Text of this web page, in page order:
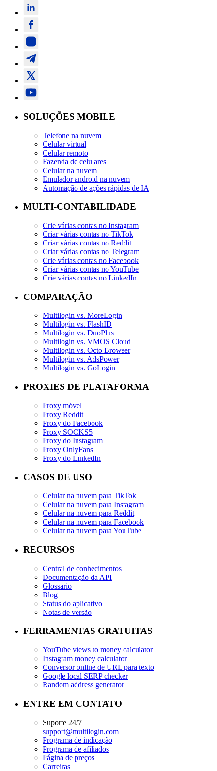
SOLUÇÕES MOBILE
Telefone na nuvem
Celular virtual
Celular remoto
Fazenda de celulares
Celular na nuvem
Emulador android na nuvem
Automação de ações rápidas de IA
MULTI-CONTABILIDADE
Crie várias contas no Instagram
Criar várias contas no TikTok
Criar várias contas no Reddit
Criar várias contas no Telegram
Crie várias contas no Facebook
Criar várias contas no YouTube
Crie várias contas no LinkedIn
COMPARAÇÃO
Multilogin vs. MoreLogin
Multilogin vs. FlashID
Multilogin vs. DuoPlus
Multilogin vs. VMOS Cloud
Multilogin vs. Octo Browser
Multilogin vs. AdsPower
Multilogin vs. GoLogin
PROXIES DE PLATAFORMA
Proxy móvel
Proxy Reddit
Proxy do Facebook
Proxy SOCKS5
Proxy do Instagram
Proxy OnlyFans
Proxy do LinkedIn
CASOS DE USO
Celular na nuvem para TikTok
Celular na nuvem para Instagram
Celular na nuvem para Reddit
Celular na nuvem para Facebook
Celular na nuvem para YouTube
RECURSOS
Central de conhecimentos
Documentação da API
Glossário
Blog
Status do aplicativo
Notas de versão
FERRAMENTAS GRATUITAS
YouTube views to money calculator
Instagram money calculator
Conversor online de URL para texto
Google local SERP checker
Random address generator
ENTRE EM CONTATO
Suporte 24/7
support@multilogin.com
Programa de indicação
Programa de afiliados
Página de preços
Carreiras